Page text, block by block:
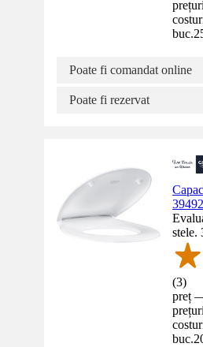
buc.
Poate fi comandat online
Poate fi rezervat
stele.
(3)
preț
buc.